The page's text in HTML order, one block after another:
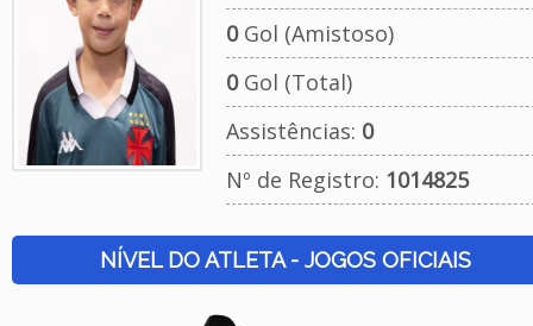
0Gol (Amistoso)
0Gol (Total)
Assistências: 0
Nº de Registro: 1014825
NÍVEL DO ATLETA - JOGOS OFICIAIS